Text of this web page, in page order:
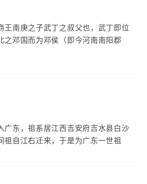
王南庚之子武丁之叔父也，武丁即位
之邓国而为邓侯（即今河南南阳郡
广东，祖系居江西吉安府吉水县白沙
祖自江右迁来，于是为广东一世祖